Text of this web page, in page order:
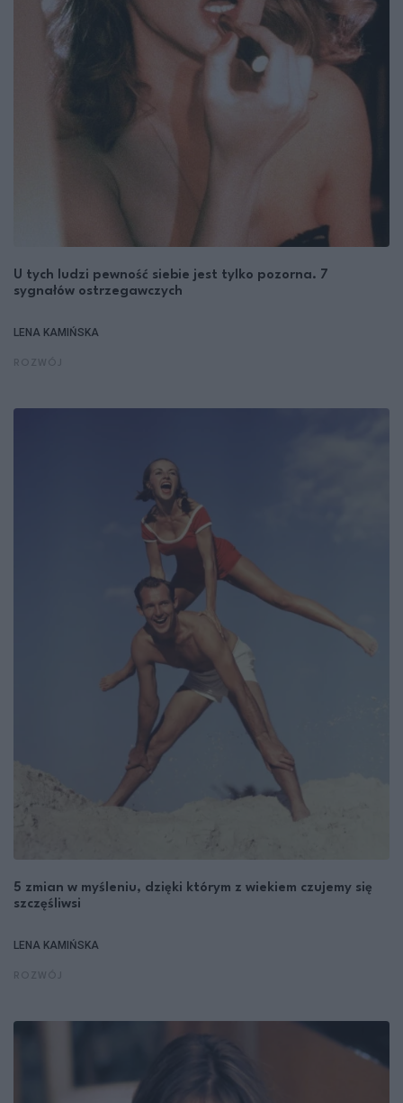
U tych ludzi pewność siebie jest tylko pozorna. 7
sygnałów ostrzegawczych
LENA KAMIŃSKA
5 zmian w myśleniu, dzięki którym z wiekiem czujemy się
szczęśliwsi
LENA KAMIŃSKA